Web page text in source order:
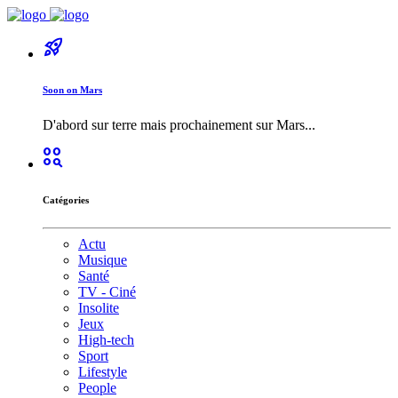
rocket_launch
Soon on Mars
D'abord sur terre mais prochainement sur Mars...
action_key
Catégories
Actu
Musique
Santé
TV - Ciné
Insolite
Jeux
High-tech
Sport
Lifestyle
People